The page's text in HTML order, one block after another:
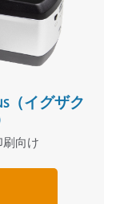
（イグザク
向け